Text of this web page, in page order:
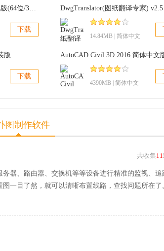
AutoCAD2018 中文精简优化版(64位/32位)
下载
14.84MB | 简体中文
版
下载
AutoCAD Civil 3D 2016 简体中文
4390MB | 简体中文
图制作软件
共收集11
器、路由器、交换机等等设备进行精准的监视、追
一目了然，就可以清晰布置线路，查找问题所在了